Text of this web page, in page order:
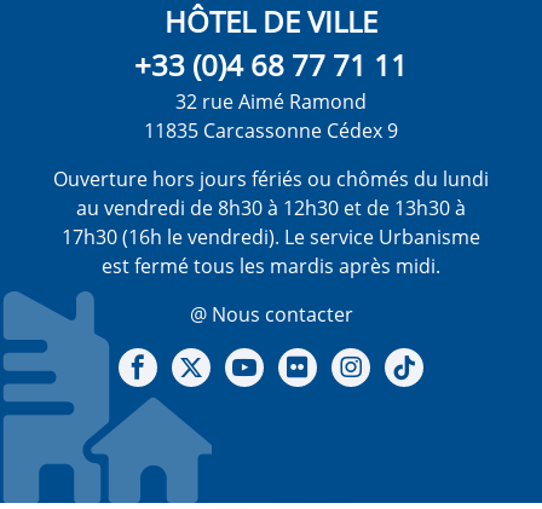
HÔTEL DE VILLE
+33 (0)4 68 77 71 11
32 rue Aimé Ramond
11835 Carcassonne Cédex 9
Ouverture hors jours fériés ou chômés du lundi
au vendredi de 8h30 à 12h30 et de 13h30 à
17h30 (16h le vendredi). Le service Urbanisme
est fermé tous les mardis après midi.
@ Nous contacter
Notre Facebook
Notre X - (twitter)
Notre chaine Youtube
Notre Gallerie sur Flickr
Notre Instagram